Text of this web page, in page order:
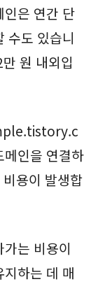
인은 연간 단
수도 있습니
원 내외입
인을 연결하
용이 발생합
는 비용이
하는 데 매